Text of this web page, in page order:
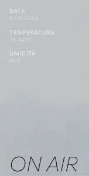
DATA
8.08.2026
TEMPERATURA
29.42°C
UMIDITÀ
66%
ON AIR